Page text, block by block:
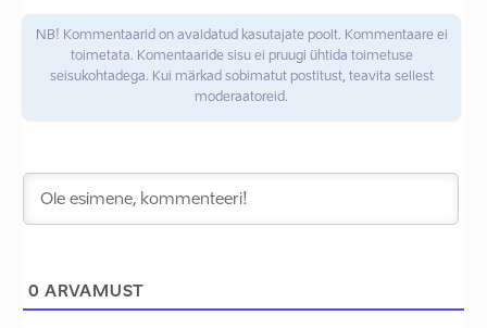
NB! Kommentaarid on avaldatud kasutajate poolt. Kommentaare ei
toimetata. Komentaaride sisu ei pruugi ühtida toimetuse
seisukohtadega. Kui märkad sobimatut postitust, teavita sellest
moderaatoreid.
0 ARVAMUST